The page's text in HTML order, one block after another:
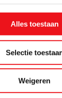
Alles toestaan
Selectie
Weigeren